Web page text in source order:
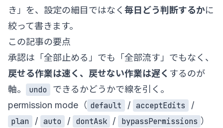
き」を、設定の細目ではなく 毎日どう判断するかに
絞って書きます。
この記事の要点
承認は「全部止める」でも「全部流す」でもなく、
戻せる作業は速く、戻せない作業は遅く するのが
軸。
undo
できるかどうかで線を引く。
permission mode（ default / acceptEdits
/
plan
/ auto / dontAsk / bypassPermissions ）